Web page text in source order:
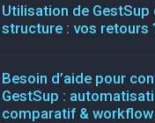
Utilisation de GestSup
structure : vos retours
Besoin d’aide pour
GestSup :
comparatif & workflow